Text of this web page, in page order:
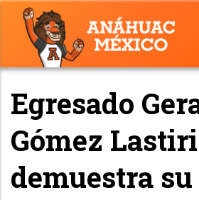
Pasar
contenido
principal
Egresado
Gómez Lastiri
demuestra su